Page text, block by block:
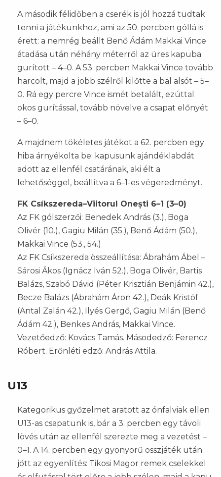
A második félidőben a cserék is jól hozzá tudtak
tenni a játékunkhoz, ami az 50. percben góllá is
érett: a nemrég beállt Benő Ádám Makkai Vince
átadása után néhány méterről az üres kapuba
gurított – 4–0. A 53. percben Makkai Vince tovább
harcolt, majd a jobb szélről kilőtte a bal alsót – 5–
0. Rá egy percre Vince ismét betalált, ezúttal
okos gurítással, tovább növelve a csapat előnyét
– 6–0.
A majdnem tökéletes játékot a 62. percben egy
hiba árnyékolta be: kapusunk ajándéklabdát
adott az ellenfél csatárának, aki élt a
lehetőséggel, beállítva a 6–1-es végeredményt.
FK Csíkszereda–Viitorul Onești 6–1 (3–0)
Az FK gólszerzői: Benedek András (3.), Boga
Olivér (10.), Gagiu Milán (35.), Benő Ádám (50.),
Makkai Vince (53., 54.)
Az FK Csíkszereda összeállítása: Ábrahám Ábel –
Sárosi Ákos (Ignácz Iván 52.), Boga Olivér, Bartis
Balázs, Szabó Dávid (Péter Krisztián Benjámin 42.),
Becze Balázs (Ábrahám Áron 42.), Deák Kristóf
(Antal Zalán 42.), Ilyés Gergő, Gagiu Milán (Benő
Ádám 42.), Benkes András, Makkai Vince.
Vezetőedző: Kovács Tamás. Másodedző: Ferencz
Róbert. Erőnléti edző: András Attila.
U13
Kategorikus győzelmet aratott az ónfalviak ellen
U13-as csapatunk is, bár a 3. percben egy távoli
lövés után az ellenfél szerezte meg a vezetést –
0–1. A 14. percben egy gyönyörű összjáték után
jött az egyenlítés: Tikosi Magor remek cselekkel